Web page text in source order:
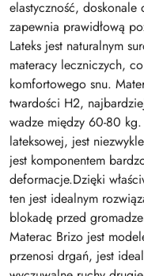
elastyczność, doskonale
zapewnia prawidłową
Lateks jest naturalnym
materacy leczniczych,
komfortowego snu.
twardości H2,
wadze między 60-80
lateksowej, jest
jest komponentem
deformacje.Dzięki
ten jest idealnym
blokadę przed
Materac Brizo jest
przenosi drgań, jest